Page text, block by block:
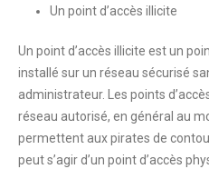
Un point d’accès illicite
Un point d’accès illicite est un
installé sur un réseau sécurisé
administrateur. Les points
réseau autorisé, en général au
permettent aux pirates de
peut s’agir d’un point d’accès